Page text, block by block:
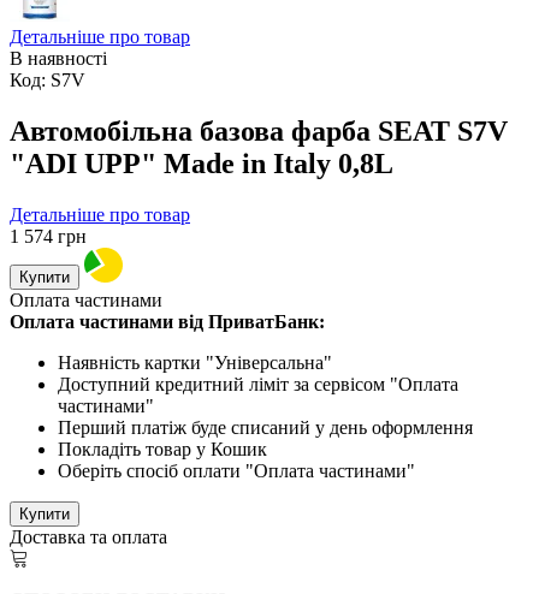
Детальніше про товар
В наявності
Код: S7V
Автомобільна базова фарба SEAT S7V
"ADI UPP" Made in Italy 0,8L
Детальніше про товар
1 574 грн
Купити
Оплата частинами
Оплата частинами від ПриватБанк:
Наявність картки "Універсальна"
Доступний кредитний ліміт за сервісом "Оплата
частинами"
Перший платіж буде списаний у день оформлення
Покладіть товар у Кошик
Оберіть спосіб оплати "Оплата частинами"
Купити
Доставка та оплата